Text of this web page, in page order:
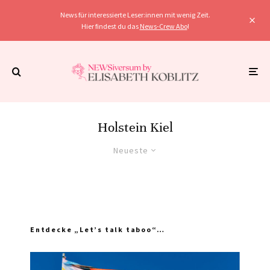
News für interessierte Leser:innen mit wenig Zeit.
Hier findest du das News-Crew Abo!
Holstein Kiel
Neueste
Entdecke „Let’s talk taboo“…